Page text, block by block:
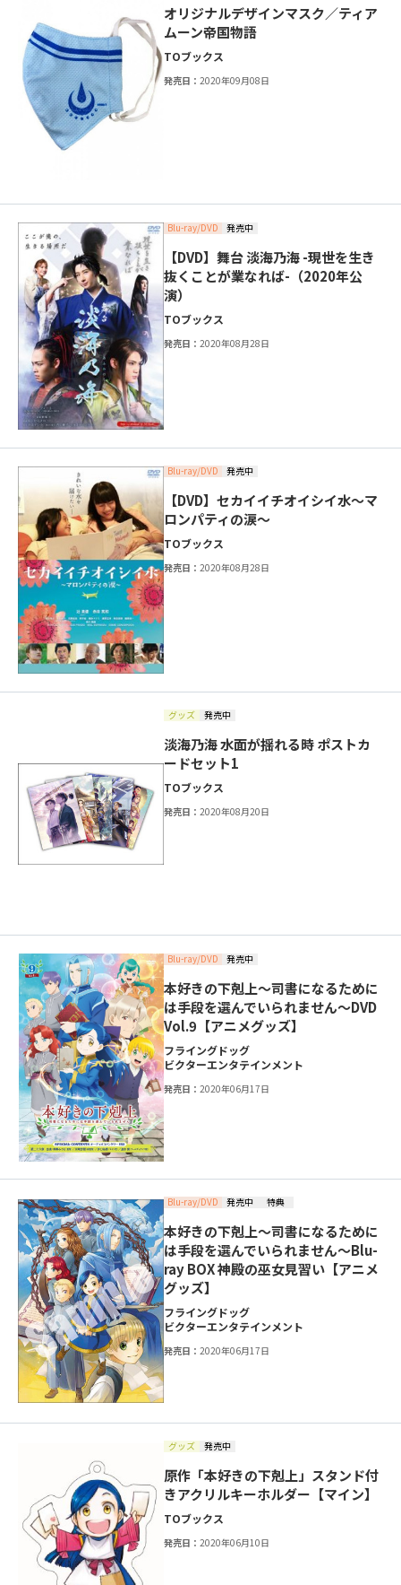
オリジナルデザインマスク／ティア
ムーン帝国物語
TOブックス
発売日：2020年09月08日
Blu-ray/DVD 発売中
【DVD】舞台 淡海乃海 -現世を生き
抜くことが業なれば-（2020年公
演）
TOブックス
発売日：2020年08月28日
Blu-ray/DVD 発売中
【DVD】セカイイチオイシイ水～マ
ロンパティの涙～
TOブックス
発売日：2020年08月28日
グッズ 発売中
淡海乃海 水面が揺れる時 ポストカ
ードセット1
TOブックス
発売日：2020年08月20日
Blu-ray/DVD 発売中
本好きの下剋上～司書になるために
は手段を選んでいられません～DVD
Vol.9【アニメグッズ】
フライングドッグ
ビクターエンタテインメント
発売日：2020年06月17日
Blu-ray/DVD 発売中 特典
本好きの下剋上～司書になるために
は手段を選んでいられません～Blu-
ray BOX 神殿の巫女見習い【アニメ
グッズ】
フライングドッグ
ビクターエンタテインメント
発売日：2020年06月17日
グッズ 発売中
原作「本好きの下剋上」スタンド付
きアクリルキーホルダー【マイン】
TOブックス
発売日：2020年06月10日